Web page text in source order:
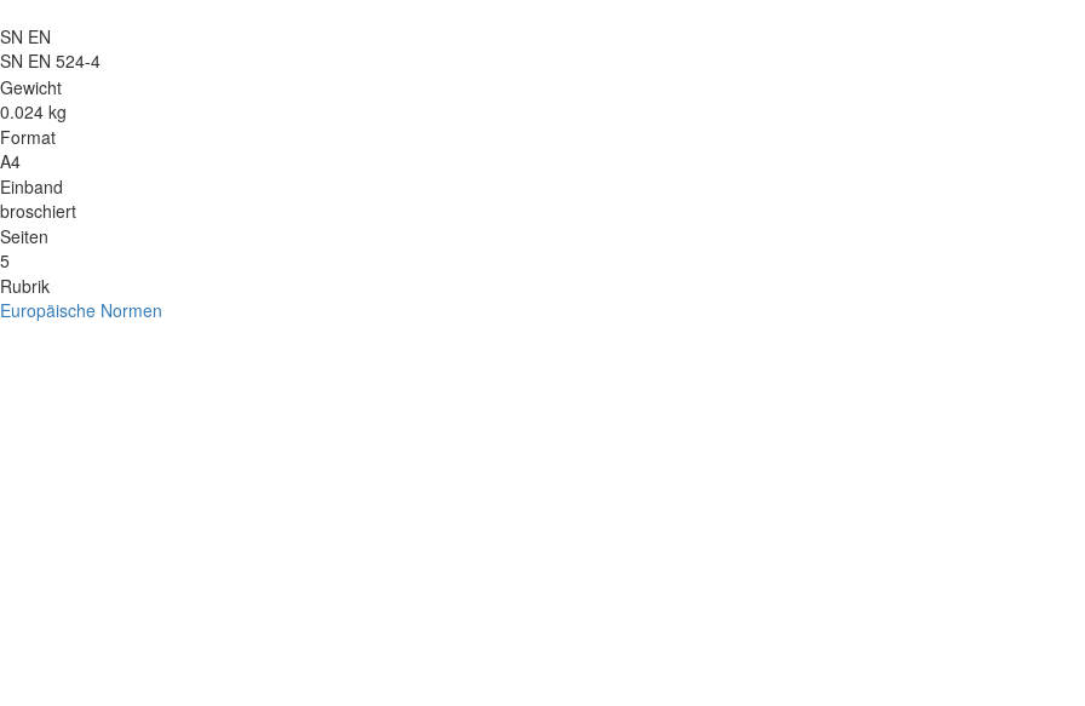
SN EN
SN EN 524-4
Gewicht
0.024 kg
Format
A4
Einband
broschiert
Seiten
5
Rubrik
Europäische Normen